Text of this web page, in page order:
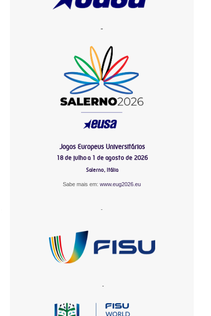
-
Jogos Europeus Universitários
18 de julho a 1 de agosto de 2026
Salerno, Itália
Sabe mais em:www.eug2026.eu
-
-